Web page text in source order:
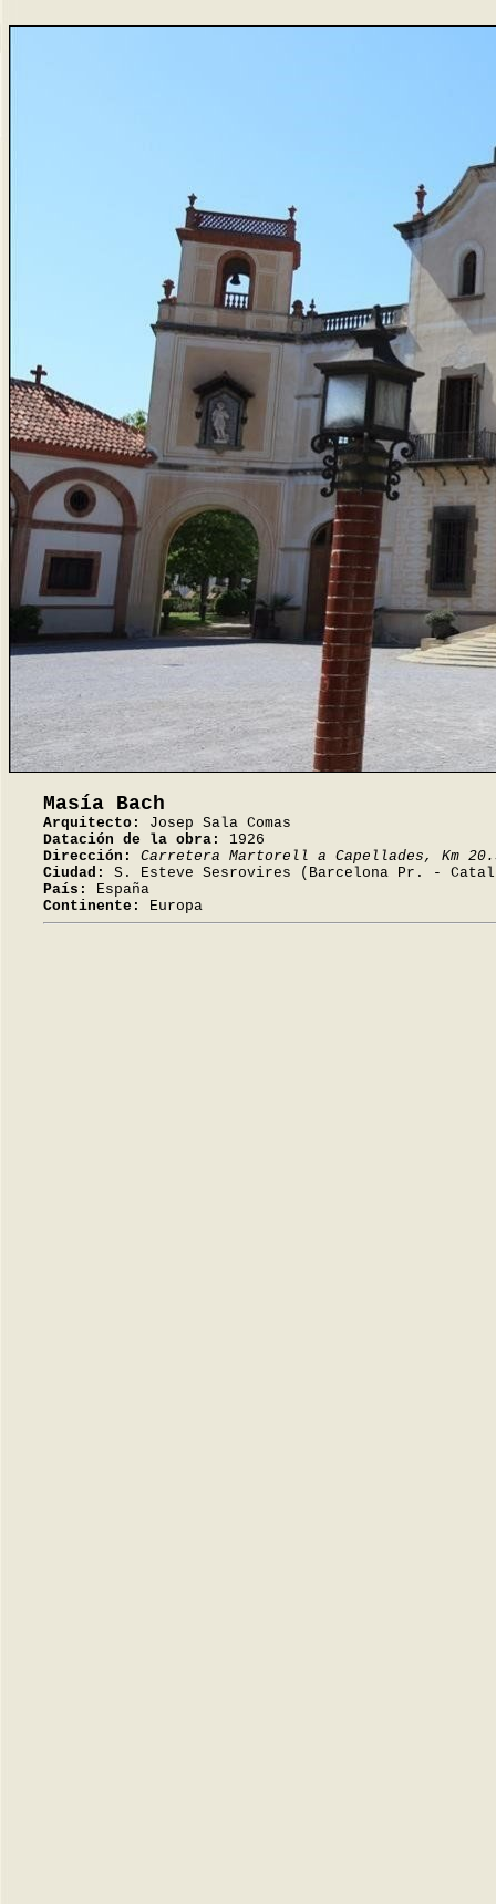
Masía Bach
Arquitecto:
Josep Sala Comas
Datación de la obra:
1926
Dirección:
Carretera Martorell a Capellades, Km
Ciudad:
S. Esteve Sesrovires (Barcelona Pr. -
País:
España
Continente:
Europa